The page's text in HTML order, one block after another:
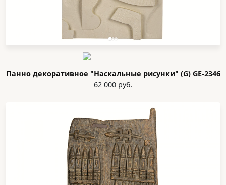
Панно декоративное "Наскальные рисунки" (G) GE-2346
62 000 руб.